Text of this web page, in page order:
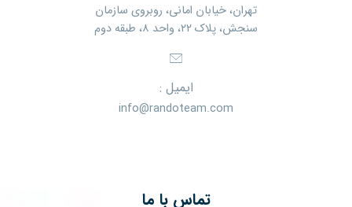
تهران، خیابان امانی، روبروی سازمان
سنجش، پلاک ۲۲، واحد ۸، طبقه دوم
ایمیل :
info@randoteam.com
تماس با ما